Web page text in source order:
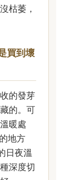
枯萎，
買到壞
的發芽
的。可
暖處
地方
日夜溫
深度切